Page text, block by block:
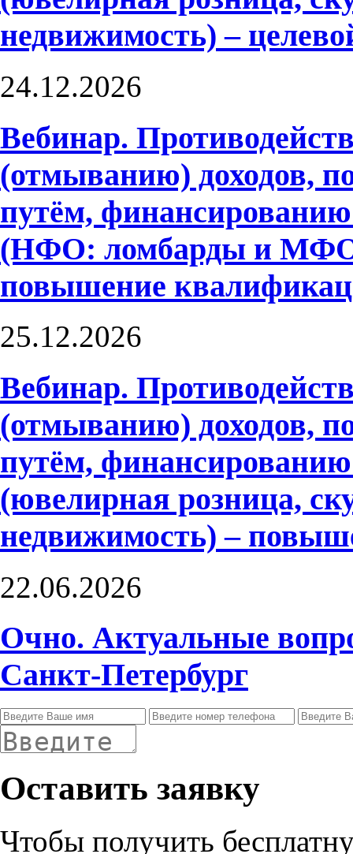
недвижимость) –
24.12.2026
Вебинар.
(отмыванию) доходов,
путём,
(НФО: ломбарды и МФО)
повышение
25.12.2026
Вебинар.
(отмыванию) доходов,
путём,
(ювелирная розница,
недвижимость) –
22.06.2026
Очно. Актуальные
Санкт-Петербург
Оставить заявку
Чтобы получить